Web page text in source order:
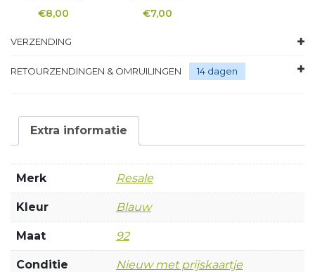
€8,00 €7,00
VERZENDING
RETOURZENDINGEN & OMRUILINGEN 14 dagen
Extra informatie
Merk Resale
Kleur Blauw
Maat 92
Conditie Nieuw met prijskaartje